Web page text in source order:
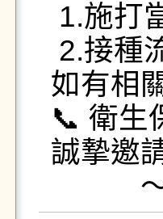
如有相
📞 衛生
誠摯邀